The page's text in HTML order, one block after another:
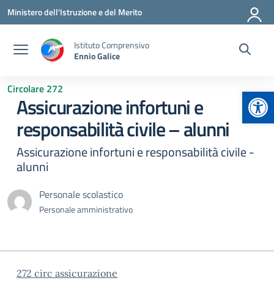
Vai ai contenuti
Vai al menu di navigazione
Vai al footer
Ministero dell'Istruzione e del Merito
Istituto Comprensivo
Ennio Galice
Circolare 272
Assicurazione infortuni e
responsabilità civile – alunni
Assicurazione infortuni e responsabilità civile -
alunni
Personale scolastico
Personale amministrativo
272 circ assicurazione